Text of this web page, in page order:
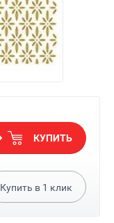
КУПИТЬ
Купить в 1 клик